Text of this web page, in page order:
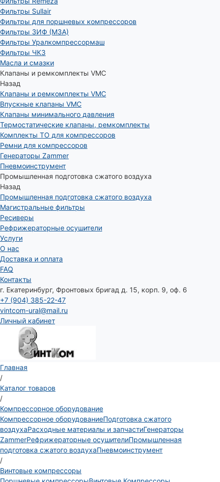
Фильтры Sullair
Фильтры для поршневых компрессоров
Фильтры ЗИФ (МЗА)
Фильтры Уралкомпрессормаш
Фильтры ЧКЗ
Масла и смазки
Клапаны и ремкомплекты VMC
Назад
Клапаны и ремкомплекты VMC
Впускные клапаны VMC
Клапаны минимального давления
Термостатические клапаны, ремкомплекты
Комплекты ТО для компрессоров
Ремни для компрессоров
Генераторы Zammer
Пневмоинструмент
Промышленная подготовка сжатого воздуха
Назад
Промышленная подготовка сжатого воздуха
Магистральные фильтры
Ресиверы
Рефрижераторные осушители
Услуги
О нас
Доставка и оплата
FAQ
Контакты
г. Екатеринбург, Фронтовых бригад д. 15, корп. 9, оф. 6
+7 (904) 385-22-47
vintcom-ural@mail.ru
Личный кабинет
Главная
/
Каталог товаров
/
Компрессорное оборудование
Компрессорное оборудованиеПодготовка сжатого
воздухаРасходные материалы и запчастиГенераторы
ZammerРефрижераторные осушителиПромышленная
подготовка сжатого воздухаПневмоинструмент
/
Винтовые компрессоры